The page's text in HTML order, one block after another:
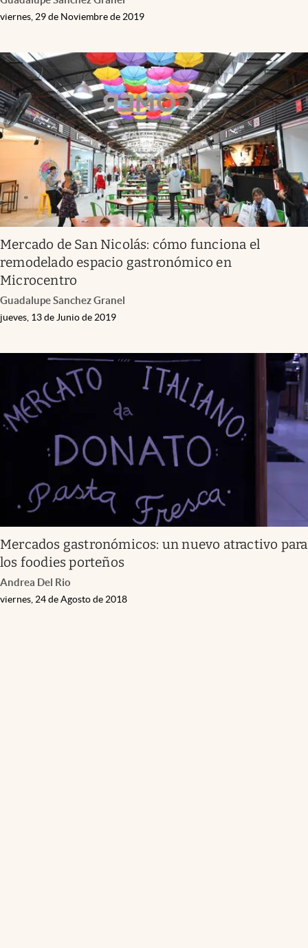
viernes, 29 de Noviembre de 2019
Mercado de San Nicolás: cómo funciona el
remodelado espacio gastronómico en
Microcentro
Guadalupe Sanchez Granel
jueves, 13 de Junio de 2019
Mercados gastronómicos: un nuevo atractivo para
los foodies porteños
Andrea Del Rio
viernes, 24 de Agosto de 2018